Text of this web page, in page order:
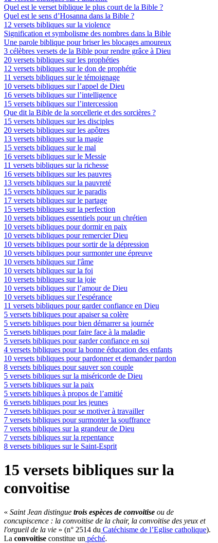
Quel est le verset biblique le plus court de la Bible ?
Quel est le sens d’Hosanna dans la Bible ?
12 versets bibliques sur la violence
Signification et symbolisme des nombres dans la Bible
Une parole biblique pour briser les blocages amoureux
3 célèbres versets de la Bible pour rendre grâce à Dieu
20 versets bibliques sur les prophéties
12 versets bibliques sur le don de prophétie
11 versets bibliques sur le témoignage
10 versets bibliques sur l’appel de Dieu
16 versets bibliques sur l’intelligence
15 versets bibliques sur l’intercession
Que dit la Bible de la sorcellerie et des sorcières ?
15 versets bibliques sur les disciples
20 versets bibliques sur les apôtres
13 versets bibliques sur la magie
15 versets bibliques sur le mal
16 versets bibliques sur le Messie
11 versets bibliques sur la richesse
16 versets bibliques sur les pauvres
13 versets bibliques sur la pauvreté
15 versets bibliques sur le paradis
17 versets bibliques sur le partage
15 versets bibliques sur la perfection
10 versets bibliques essentiels pour un chrétien
10 versets bibliques pour dormir en paix
10 versets bibliques pour remercier Dieu
10 versets bibliques pour sortir de la dépression
10 versets bibliques pour surmonter une épreuve
10 versets bibliques sur l'âme
10 versets bibliques sur la foi
10 versets bibliques sur la joie
10 versets bibliques sur l’amour de Dieu
10 versets bibliques sur l’espérance
11 versets bibliques pour garder confiance en Dieu
5 versets bibliques pour apaiser sa colère
5 versets bibliques pour bien démarrer sa journée
5 versets bibliques pour faire face à la maladie
5 versets bibliques pour garder confiance en soi
4 versets bibliques pour la bonne éducation des enfants
10 versets bibliques pour pardonner et demander pardon
8 versets bibliques pour sauver son couple
5 versets bibliques sur la miséricorde de Dieu
5 versets bibliques sur la paix
5 versets bibliques à propos de l’amitié
6 versets bibliques pour les jeunes
7 versets bibliques pour se motiver à travailler
7 versets bibliques pour surmonter la souffrance
7 versets bibliques sur la grandeur de Dieu
7 versets bibliques sur la repentance
8 versets bibliques sur le Saint-Esprit
15 versets bibliques sur la
convoitise
« Saint Jean distingue trois espèces de convoitise ou de
concupiscence : la convoitise de la chair, la convoitise des yeux et
l'orgueil de la vie » (n° 2514 du Catéchisme de l’Eglise catholique).
La convoitise constitue un péché.